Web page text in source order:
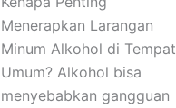
Menerapkan Larangan
Minum Alkohol di Tempat
Umum? Alkohol bisa
menyebabkan gangguan